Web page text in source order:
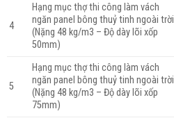
4
Hạng mục thợ thi công làm vách
ngăn panel bông thuỷ tinh ngoài trời
(Nặng 48 kg/m3 – Độ dày lõi xốp
50mm)
5
Hạng mục thợ thi công làm vách
ngăn panel bông thuỷ tinh ngoài trời
(Nặng 48 kg/m3 – Độ dày lõi xốp
75mm)